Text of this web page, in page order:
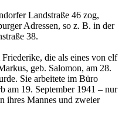
Landstraße 46 zog,
Adressen, so z. B. in der
38.
die als eines von elf
geb. Salomon, am 28.
Sie arbeitete im Büro
am 19. September 1941 – nur
ihres Mannes und zweier